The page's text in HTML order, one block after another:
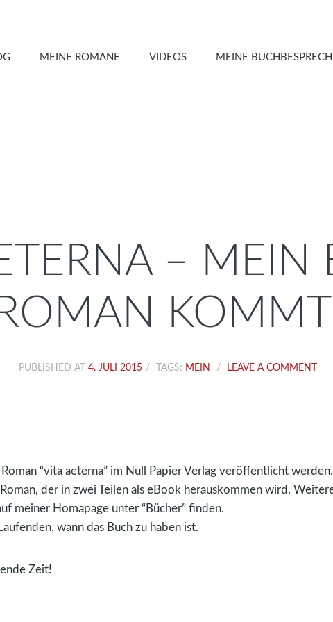
MEINE ROMANE VIDEOS MEINE
– MEIN
ROMAN
PUBLISHED AT 4. JULI 2015 TAGS: MEIN LEAVE A COMMENT
“vita aeterna” im Null Papier Verlag veröffentlicht werden.
der in zwei Teilen als eBook herauskommen wird.
meiner Homapage unter “Bücher” finden.
wann das Buch zu haben ist.
Zeit!